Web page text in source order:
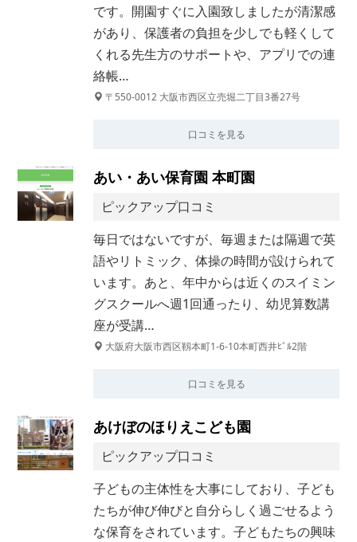
です。開園すぐに入園致しましたが清潔感
があり、保護者の負担を少しでも軽くして
くれる先生方のサポートや、アプリでの連
絡帳…
〒550-0012 大阪市西区立売堀二丁目3番27号
口コミを見る
あい・あい保育園 本町園
ピックアップ口コミ
毎日ではないですが、毎週または隔週で英
語やリトミック、体操の時間が設けられて
います。あと、年中からは近くのスイミン
グスクールへ週1回通ったり、幼児算数講
座が受講…
大阪府大阪市西区靱本町1-6-10本町西井ﾋﾞﾙ2階
口コミを見る
あけぼのほりえこども園
ピックアップ口コミ
子どもの主体性を大事にしており、子ども
たちが伸び伸びと自分らしく過ごせるよう
な保育をされています。子どもたちの興味